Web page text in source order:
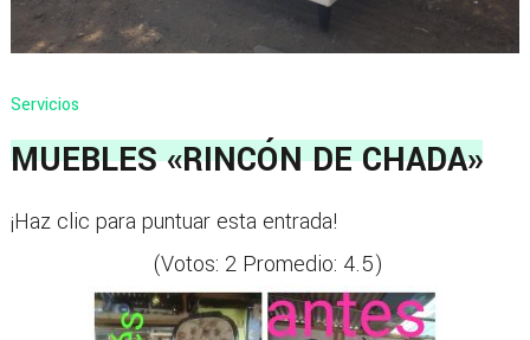
Servicios
MUEBLES «RINCÓN DE CHADA»
¡Haz clic para puntuar esta entrada!
(Votos: 2Promedio: 4.5)